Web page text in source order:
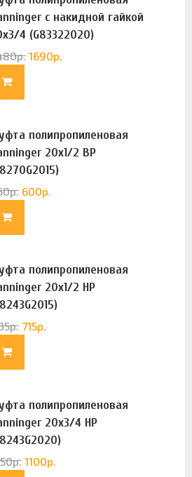
с накидной гайкой
4 (G83322020)
р. 1690р.
полипропиленовая
20х1/2 ВР
р. 600р.
полипропиленовая
20х1/2 НР
р. 715р.
полипропиленовая
20х3/4 НР
р. 1100р.